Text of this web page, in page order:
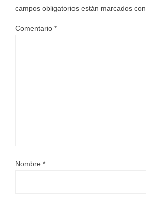
campos obligatorios están marcados con
Comentario *
Nombre *